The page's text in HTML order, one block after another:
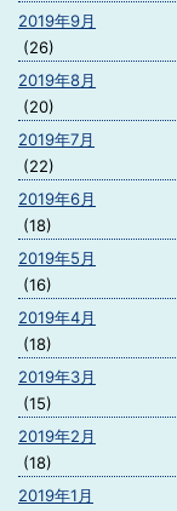
2019年9月
(26)
2019年8月
(20)
2019年7月
(22)
2019年6月
(18)
2019年5月
(16)
2019年4月
(18)
2019年3月
(15)
2019年2月
(18)
2019年1月